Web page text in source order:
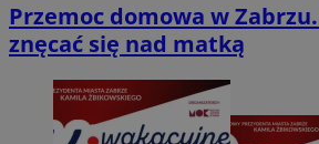
Przemoc domowa w
znęcać się nad matką